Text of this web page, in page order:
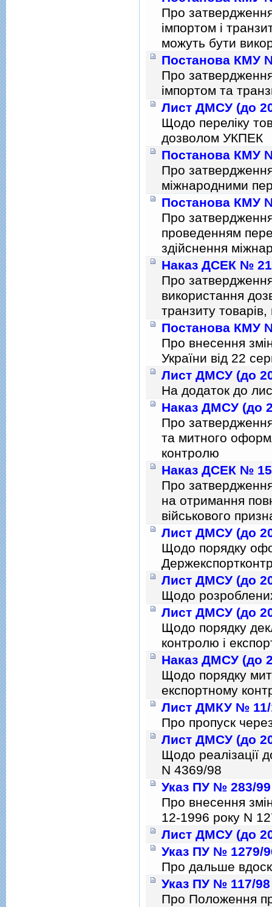
Про
імпортом і
можуть бути
Постанова КМУ
Про
імпортом та
Лист ДМСУ (до
Щодо перелiку
дозволом УКПЕК
Постанова КМУ
Про
мiжнародними
Постанова КМУ
Про
проведенням
здiйснення
Наказ ДСЕК №
Про
використання
транзиту
Постанова КМУ
Про внесення
України вiд 22
Лист ДМСУ (до
На додаток до
Наказ ДМСУ (до
Про
та митного
контролю
Наказ ДСЕК №
Про
на отримання
вiйськового
Лист ДМСУ (до
Щодо порядку
Лист ДМСУ (до
Щодо
Лист ДМСУ (до
Щодо порядку
контролю i
Наказ ДМСУ (до
Щодо порядку
експортному
Лист ДМКУ № 11/
Про пропуск
Лист ДМСУ (до
Щодо реалiзацiї
N 4369/98
Указ ПУ № 283/99
Про внесення
12-1996 року N
Лист ДМСУ (до
Указ ПУ № 1279/
Про дальше
Указ ПУ № 117/98
Про Положення